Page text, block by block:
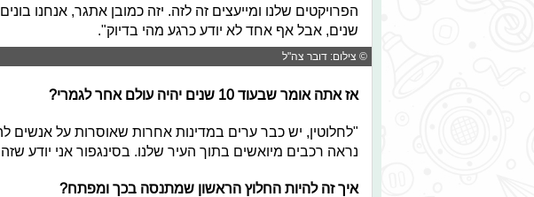
שנים, אבל אף אחד לא יודע כרגע מהי בדיוק".
© צילום: דובר צה"ל
אז אתה אומר שבעוד 10 שנים יהיה עולם אחר לגמרי?
נראה רכבים מיואשים בתוך העיר שלנו. בסינגפור אני יודע
איך זה להיות החלוץ הראשון שמתנסה בכך ומפתח?